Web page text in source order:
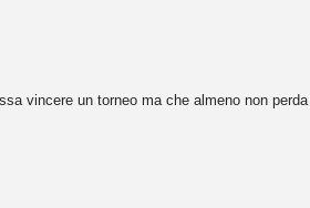
vincere un torneo ma che almeno non perda